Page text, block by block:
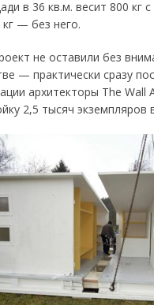
в 36 кв.м. весит 800 кг
кг — без него.
не оставили без
— практически сразу
архитекторы The Wall
2,5 тысяч экземпляров